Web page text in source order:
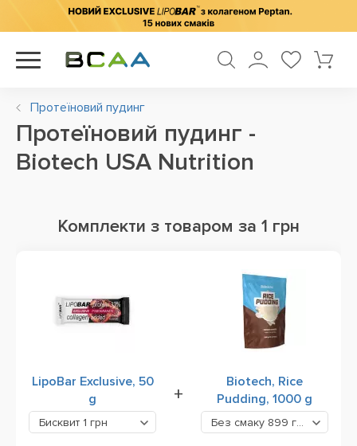
Протеїновий пудинг
Протеїновий пудинг -
Biotech USA Nutrition
Комплекти з товаром за 1 грн
LipoBar Exclusive, 50
g
Бисквит 1 грн
+
Biotech, Rice
Pudding, 1000 g
Без смаку 899 грн